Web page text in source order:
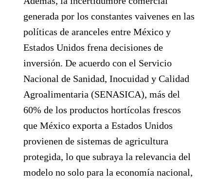
generada por los constantes vaivenes en las
políticas de aranceles entre México y
Estados Unidos frena decisiones de
inversión. De acuerdo con el Servicio
Nacional de Sanidad, Inocuidad y Calidad
Agroalimentaria (SENASICA), más del
60% de los productos hortícolas frescos
que México exporta a Estados Unidos
provienen de sistemas de agricultura
protegida, lo que subraya la relevancia del
modelo no solo para la economía nacional,